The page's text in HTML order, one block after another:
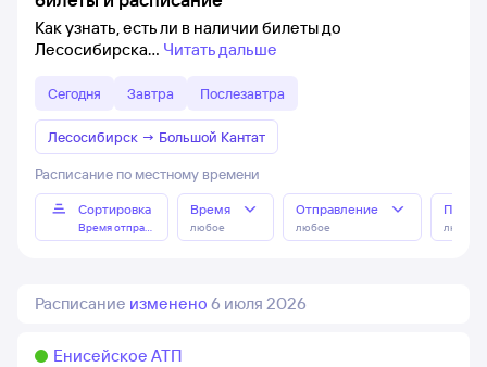
Как узнать, есть ли в наличии билеты до
Лесосибирска
Читать дальше
Сегодня Завтра Послезавтра
Лесосибирск → Большой Кантат
Расписание по местному времени
Сортировка
Время отправления
Время
любое
Отправление
любое любое
Расписание изменено 6 июля 2026
Енисейское АТП